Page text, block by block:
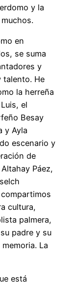
y la
en
se suma
y
talento. He
la herreña
el
Besay
y Ayla
escenario y
de
Páez,
cultura,
palmera,
padre y su
La
está